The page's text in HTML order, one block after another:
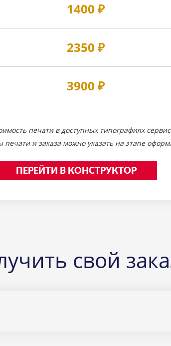
1400 ₽
2350 ₽
3900 ₽
печати в доступных типографиях
и заказа можно указать на этапе
ПЕРЕЙТИ В КОНСТРУКТОР
свой